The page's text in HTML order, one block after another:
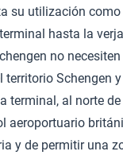
su utilización
hasta la
no
territorio Schengen
terminal, al norte
aeroportuario
y de permitir una